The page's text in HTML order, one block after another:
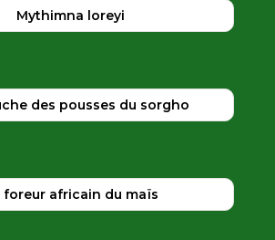
Mythimna loreyi
des pousses du sorgho
foreur africain du maïs